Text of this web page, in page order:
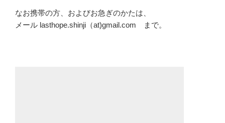
なお携帯の方、およびお急ぎのかたは、
メール lasthope.shinji（at)gmail.com まで。